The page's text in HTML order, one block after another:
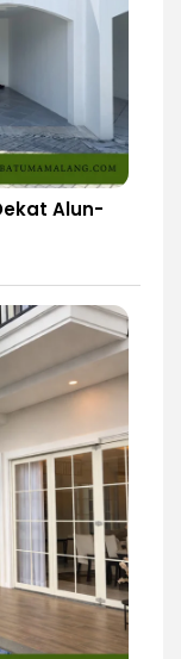
Alun-